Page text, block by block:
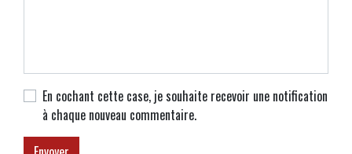
En cochant cette case, je souhaite recevoir une notification
à chaque nouveau commentaire.